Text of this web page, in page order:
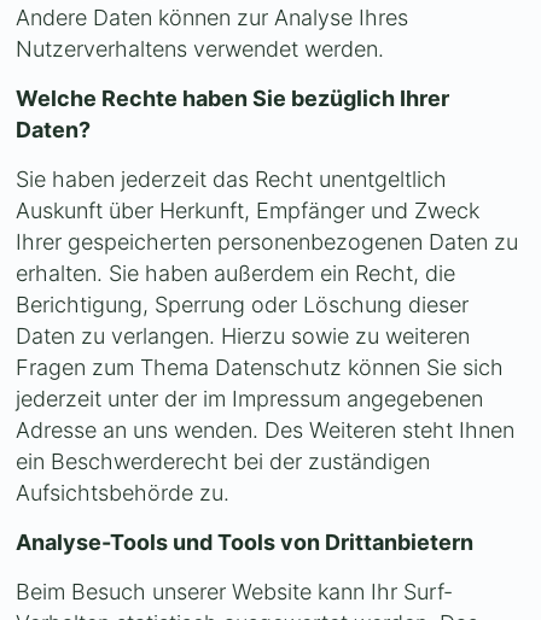
Andere Daten können zur Analyse Ihres
Nutzerverhaltens verwendet werden.
Welche Rechte haben Sie bezüglich Ihrer
Daten?
Sie haben jederzeit das Recht unentgeltlich
Auskunft über Herkunft, Empfänger und Zweck
Ihrer gespeicherten personenbezogenen Daten zu
erhalten. Sie haben außerdem ein Recht, die
Berichtigung, Sperrung oder Löschung dieser
Daten zu verlangen. Hierzu sowie zu weiteren
Fragen zum Thema Datenschutz können Sie sich
jederzeit unter der im Impressum angegebenen
Adresse an uns wenden. Des Weiteren steht Ihnen
ein Beschwerderecht bei der zuständigen
Aufsichtsbehörde zu.
Analyse-Tools und Tools von Drittanbietern
Beim Besuch unserer Website kann Ihr Surf-